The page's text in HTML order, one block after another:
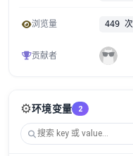
浏览量 449 次
贡献者
⚙️环境变量 2